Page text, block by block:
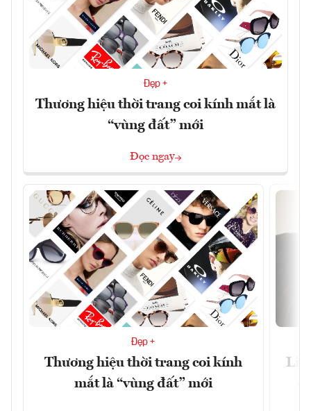
Đẹp +
Thương hiệu thời trang coi kính mắt là
“vùng đất” mới
Đọc ngay
Đẹp +
Thương hiệu thời trang coi kính
mắt là “vùng đất” mới